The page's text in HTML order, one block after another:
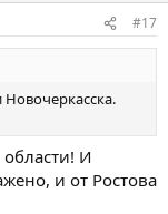
#17
И
и от Ростова